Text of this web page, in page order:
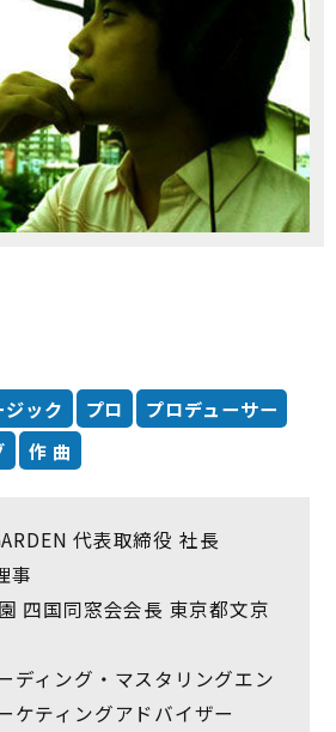
ック プロ
プロデューサー
作 曲
代表取締役 社長
事
四国同窓会会長 東京都文京
ディング・マスタリングエン
ケティングアドバイザー